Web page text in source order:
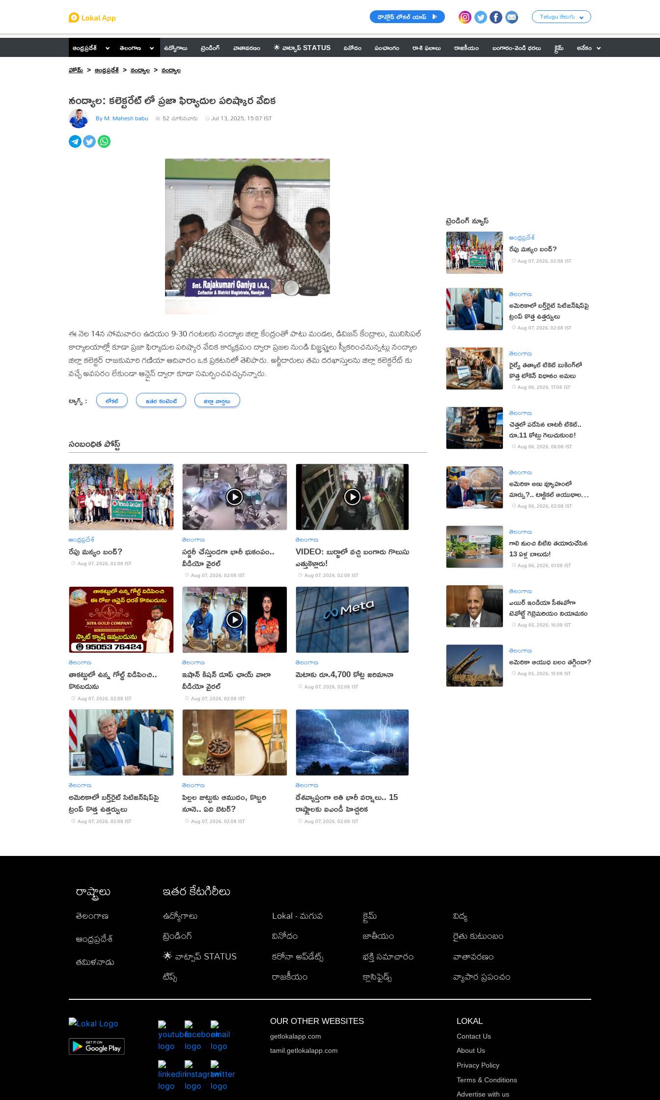
డౌన్లోడ్ లోకల్ యాప్ Telugu తెలుగు
ఆంధ్రప్రదేశ్ తెలంగాణ ఉద్యోగాలు ట్రెండింగ్ వాతావరణం 🌟 వాట్సాప్ STATUS వినోదం పంచాంగం రాశి ఫలాలు రాజకీయం బంగారం-వెండి ధరలు క్రైమ్
అనేకం
హోమ్
ఆంధ్రప్రదేశ్ నంద్యాల నంద్యాల
నంద్యాల: కలెక్టరేట్ లో ప్రజా ఫిర్యాదుల పరిష్కార వేదిక
By M. Mahesh babu 52 చూసినవారు Jul 13, 2025, 15:07 IST
ఈ నెల 14న సోమవారం ఉదయం 9-30 గంటలకు నంద్యాల జిల్లా కేంద్రంతో పాటు మండల, డివిజన్ కేంద్రాలు, మునిసిపల్
కార్యాలయాల్లో కూడా ప్రజా ఫిర్యాదుల పరిష్కార వేదిక కార్యక్రమం ద్వారా ప్రజల నుండి విజ్ఞప్తులు స్వీకరించనున్నట్లు నంద్యాల
జిల్లా కలెక్టర్‌ రాజకుమారి గణియా ఆదివారం ఒక ప్రకటనలో తెలిపారు. అర్జీదారులు తమ దరఖాస్తులను జిల్లా కలెక్టరేట్ కు
వచ్చే అవసరం లేకుండా ఆన్లైన్ ద్వారా కూడా సమర్పించవచ్చునన్నారు.
ట్యాగ్స్ : లోకల్ ఇతర కంటెంట్ జిల్లా వార్తలు
సంబంధిత పోస్ట్
ఆంధ్రప్రదేశ్
రేపు మన్యం బంద్‌?
Aug 07, 2026, 02:08 IST
తెలంగాణ
సర్జరీ చేస్తుండగా భారీ భుకంపం..
వీడియో వైరల్
Aug 07, 2026, 02:08 IST
తెలంగాణ
VIDEO: బుర్ఖాలో వచ్చి బంగారు గొలుసు
ఎత్తుకెళ్లారు!
Aug 07, 2026, 02:08 IST
తెలంగాణ
తాకట్టులో ఉన్న గోల్డ్ విడిపించి..
కొనబడును
Aug 07, 2026, 02:08 IST
తెలంగాణ
ఇషాన్ కిషన్ డూప్ ఛాయ్ వాలా
వీడియో వైరల్
Aug 07, 2026, 02:08 IST
తెలంగాణ
మెటాకు రూ.4,700 కోట్ల జరిమానా
Aug 07, 2026, 02:08 IST
తెలంగాణ
అమెరికాలో బర్త్‌రైట్ సిటిజన్‌షిప్‌పై
ట్రంప్ కొత్త ఉత్తర్వులు
Aug 07, 2026, 02:08 IST
తెలంగాణ
పిల్లల జుట్టుకు ఆముదం, కొబ్బరి
నూనె.. ఏది బెటర్?
Aug 07, 2026, 02:08 IST
తెలంగాణ
దేశవ్యాప్తంగా అతి భారీ వర్షాలు.. 15
రాష్ట్రాలకు ఐఎండీ హెచ్చరిక
Aug 07, 2026, 02:08 IST
ట్రెండింగ్ న్యూస్
ఆంధ్రప్రదేశ్
రేపు మన్యం బంద్‌?
Aug 07, 2026, 02:08 IST
తెలంగాణ
అమెరికాలో బర్త్‌రైట్ సిటిజన్‌షిప్‌పై
ట్రంప్ కొత్త ఉత్తర్వులు
Aug 07, 2026, 02:08 IST
తెలంగాణ
రైల్వే తత్కాల్ టికెట్ బుకింగ్‌లో
కొత్త టోకెన్ విధానం అమలు
Aug 06, 2026, 17:08 IST
తెలంగాణ
చెత్తలో పడేసిన లాటరీ టికెట్..
రూ.11 కోట్లు గెలుచుకుంది!
Aug 06, 2026, 06:08 IST
తెలంగాణ
అమెరికా అణు వ్యూహంలో
మార్పు?.. టాక్టికల్ ఆయుధాలకు
ప్రాధాన్యం!
Aug 06, 2026, 02:08 IST
తెలంగాణ
గాలి నుంచి నీటిని తయారుచేసిన
13 ఏళ్ల బాలుడు!
Aug 06, 2026, 01:08 IST
తెలంగాణ
ఎయిర్ ఇండియా సీఈవోగా
టెవోల్డే గెబ్రెమరియం నియామకం
Aug 05, 2026, 16:08 IST
తెలంగాణ
అమెరికా ఆయుధ బలం తగ్గిందా?
Aug 05, 2026, 15:08 IST
రాష్ట్రాలు
తెలంగాణ
ఆంధ్రప్రదేశ్
తమిళనాడు
ఇతర కేటగిరీలు
ఉద్యోగాలు
ట్రెండింగ్
🌟 వాట్సాప్ STATUS
టిప్స్
Lokal - మగువ
వినోదం
కరోనా అప్‌డేట్స్
రాజకీయం
క్రైమ్
జాతీయం
భక్తి సమాచారం
క్లాసిఫైడ్స్
విద్య
రైతు కుటుంబం
వాతావరణం
వ్యాపార ప్రపంచం
OUR OTHER WEBSITES
getlokalapp.com
tamil.getlokalapp.com
LOKAL
Contact Us
About Us
Privacy Policy
Terms & Conditions
Advertise with us